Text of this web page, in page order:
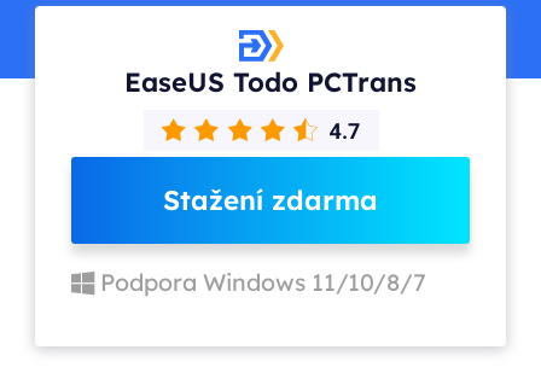
EaseUS Todo PCTrans
Stažení zdarma
Podpora Windows 11/10/8/7